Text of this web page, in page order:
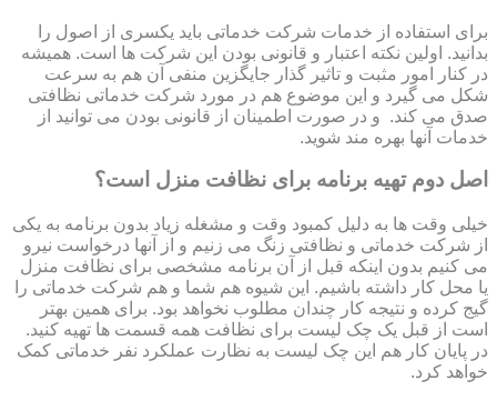
برای استفاده از خدمات شرکت خدماتی باید یکسری از اصول را
بدانید. اولین نکته اعتبار و قانونی بودن این شرکت ها است. همیشه
در کنار امور مثبت و تاثیر گذار جایگزین منفی آن هم به سرعت
شکل می گیرد و این موضوع هم در مورد شرکت خدماتی نظافتی
صدق می کند. و در صورت اطمینان از قانونی بودن می توانید از
خدمات آنها بهره مند شوید.
اصل دوم تهیه برنامه برای نظافت منزل است؟
خیلی وقت ها به دلیل کمبود وقت و مشغله زیاد بدون برنامه به یکی
از شرکت خدماتی و نظافتی زنگ می زنیم و از آنها درخواست نیرو
می کنیم بدون اینکه قبل از آن برنامه مشخصی برای نظافت منزل
یا محل کار داشته باشیم. این شیوه هم شما و هم شرکت خدماتی را
گیج کرده و نتیجه کار چندان مطلوب نخواهد بود. برای همین بهتر
است از قبل یک چک لیست برای نظافت همه قسمت ها تهیه کنید.
در پایان کار هم این چک لیست به نظارت عملکرد نفر خدماتی کمک
خواهد کرد.